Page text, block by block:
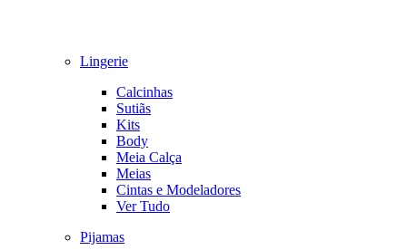
Lingerie
Calcinhas
Sutiãs
Kits
Body
Meia Calça
Meias
Cintas e Modeladores
Ver Tudo
Pijamas